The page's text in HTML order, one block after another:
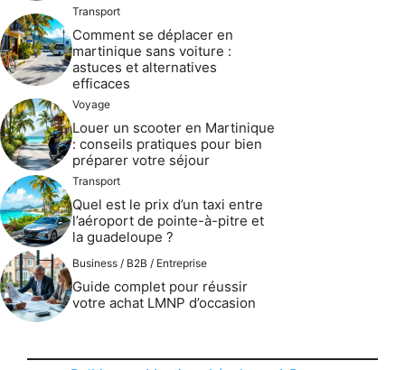
Transport
Comment se déplacer en
martinique sans voiture :
astuces et alternatives
efficaces
Voyage
Louer un scooter en Martinique
: conseils pratiques pour bien
préparer votre séjour
Transport
Quel est le prix d’un taxi entre
l’aéroport de pointe-à-pitre et
la guadeloupe ?
Business / B2B / Entreprise
Guide complet pour réussir
votre achat LMNP d’occasion